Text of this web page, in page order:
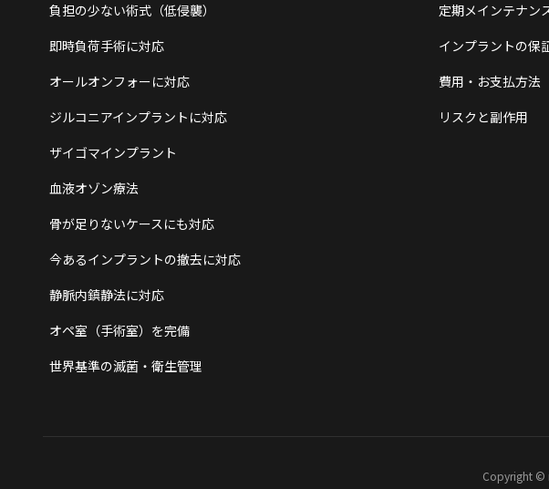
負担の少ない術式（低侵襲）
即時負荷手術に対応
オールオンフォーに対応
ジルコニアインプラントに対応
ザイゴマインプラント
血液オゾン療法
骨が足りないケースにも対応
今あるインプラントの撤去に対応
静脈内鎮静法に対応
オペ室（手術室）を完備
世界基準の滅菌・衛生管理
定期メインテナン
インプラントの保
費用・お支払方法
リスクと副作用
Copyright ©